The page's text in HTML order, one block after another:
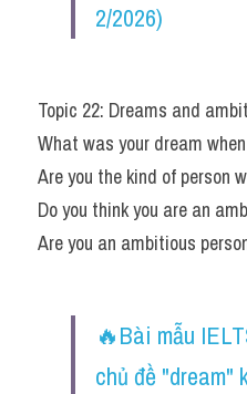
2/2026)
Topic 22: Dreams and
What was your dream
Are you the kind of person
Do you think you are an
Are you an ambitious
🔥Bài mẫu
chủ đề "dream"